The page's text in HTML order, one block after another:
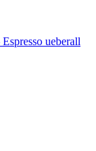
ueberall